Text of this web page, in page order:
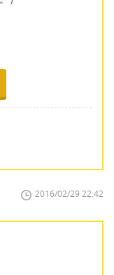
2016/02/29 22:42